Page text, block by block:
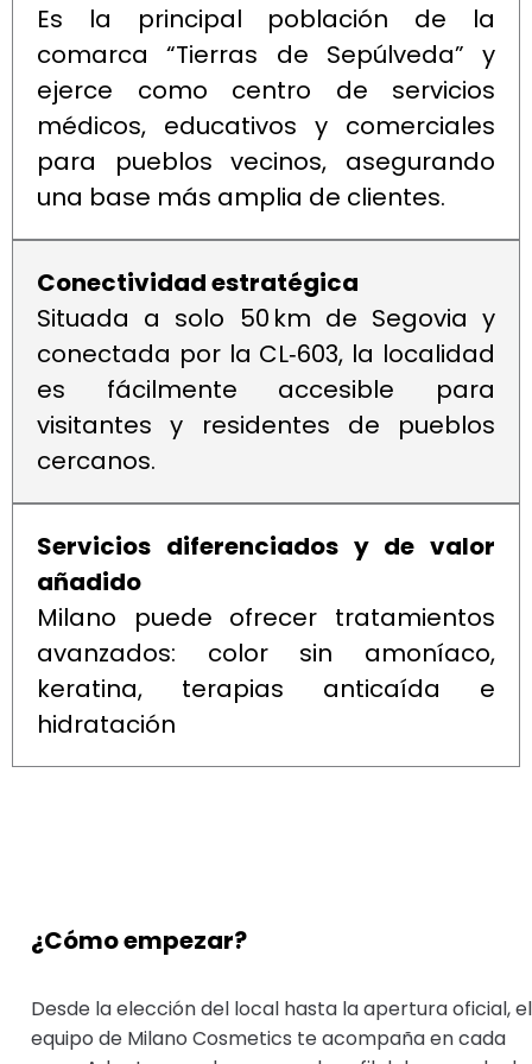
Es la principal población de la
comarca “Tierras de Sepúlveda” y
ejerce como centro de servicios
médicos, educativos y comerciales
para pueblos vecinos, asegurando
una base más amplia de clientes.
Conectividad estratégica
Situada a solo 50 km de Segovia y
conectada por la CL‑603, la localidad
es fácilmente accesible para
visitantes y residentes de pueblos
cercanos.
Servicios diferenciados y de valor
añadido
Milano puede ofrecer tratamientos
avanzados: color sin amoníaco,
keratina, terapias anticaída e
hidratación
¿Cómo empezar?
Desde la elección del local hasta la apertura oficial, el
equipo de Milano Cosmetics te acompaña en cada